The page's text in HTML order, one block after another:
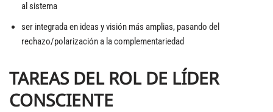
al sistema
ser integrada en ideas y visión más amplias, pasando del
rechazo/polarización a la complementariedad
TAREAS DEL ROL DE LÍDER
CONSCIENTE